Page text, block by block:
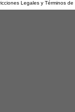
Legales y Términos de